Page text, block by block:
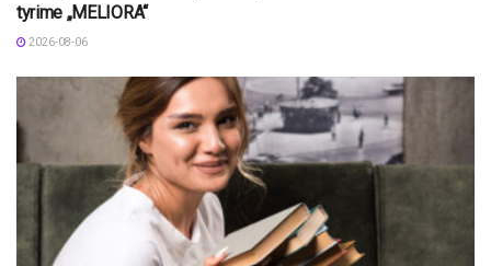
tyrime „MELIORA“
2026-08-06